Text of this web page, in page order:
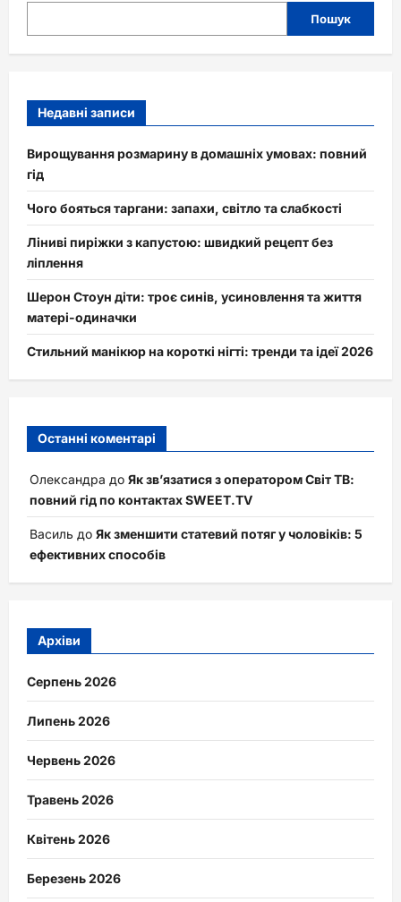
Пошук
Недавні записи
Вирощування розмарину в домашніх умовах: повний
гід
Чого бояться таргани: запахи, світло та слабкості
Ліниві пиріжки з капустою: швидкий рецепт без
ліплення
Шерон Стоун діти: троє синів, усиновлення та життя
матері-одиначки
Стильний манікюр на короткі нігті: тренди та ідеї 2026
Останні коментарі
Олександра до Як зв’язатися з оператором Світ ТВ:
повний гід по контактах SWEET.TV
Василь до Як зменшити статевий потяг у чоловіків: 5
ефективних способів
Архіви
Серпень 2026
Липень 2026
Червень 2026
Травень 2026
Квітень 2026
Березень 2026